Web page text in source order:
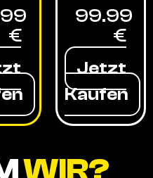
€
99.99
€
Jetzt
Kaufen
WIR?